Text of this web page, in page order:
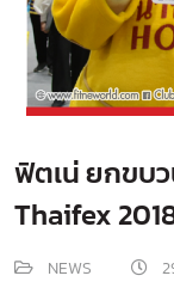
ฟิตเน่ ยกขบ
Thaifex
NEWS